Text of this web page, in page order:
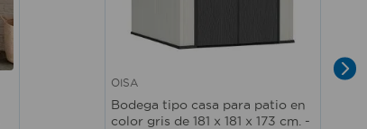
OISA
Bodega tipo casa para patio en
color gris de 181 x 181 x 173 cm. -